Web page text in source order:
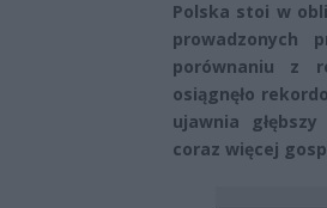
Polska stoi w
prowadzonych
porównaniu z
osiągnęło
ujawnia
coraz więcej